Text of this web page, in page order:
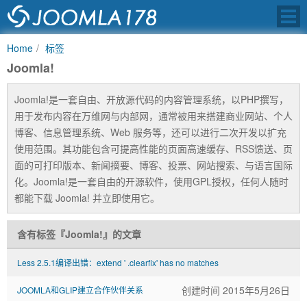
JOOMLA中文之
Home 标签
Joomla!
Joomla!是一套自由、开放源代码的内容管理系统，以PHP撰写，
用于发布内容在万维网与内部网，通常被用来搭建商业网站、个人
博客、信息管理系统、Web 服务等，还可以进行二次开发以扩充
使用范围。其功能包含可提高性能的页面高速缓存、RSS馈送、页
面的可打印版本、新闻摘要、博客、投票、网站搜索、与语言国际
化。Joomla!是一套自由的开源软件，使用GPL授权，任何人随时
都能下载 Joomla! 并立即使用它。
含有标签『Joomla!』的文章
Less 2.5.1编译出错：extend ' .clearfix' has no matches
创建时间 2015年6月04日
JOOMLA和GLIP建立合作伙伴关系 创建时间 2015年5月26日